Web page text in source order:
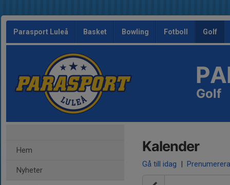
Parasport Luleå Basket Bowling Fotboll Golf
Golf
Hem
Nyheter
Kalender
Gå till idag | Prenumerera